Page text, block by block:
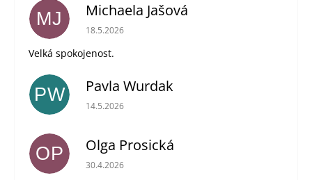
MJ Michaela Jašová
Hodnocení obchodu je 5 z 5 hvězdiček.
18.5.2026
Velká spokojenost.
PW Pavla Wurdak
Hodnocení obchodu je 5 z 5 hvězdiček.
14.5.2026
OP Olga Prosická
Hodnocení obchodu je 5 z 5 hvězdiček.
30.4.2026